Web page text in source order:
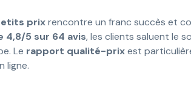
prixrencontre un franc succès et
4,8/5 sur 64 avis, les clients saluent le
Le rapport qualité-prixest
ligne.